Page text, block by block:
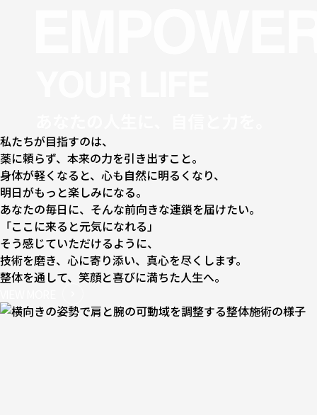
私たちが⽬指すのは、
薬に頼らず、本来の⼒を引き出すこと。
⾝体が軽くなると、⼼も⾃然に明るくなり、
明⽇がもっと楽しみになる。
あなたの毎⽇に、そんな前向きな連鎖を届けたい。
「ここに来ると元気になれる」
そう感じていただけるように、
技術を磨き、⼼に寄り添い、真⼼を尽くします。
整体を通して、笑顔と喜びに満ちた⼈⽣へ。